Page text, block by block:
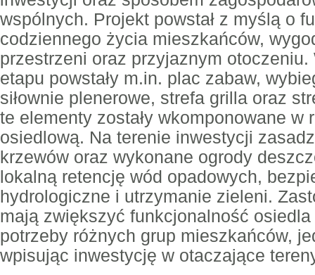
wspólnych. Projekt powstał z myślą o
codziennego życia mieszkańców,
przestrzeni oraz przyjaznym
etapu powstały m.in. plac zabaw,
siłownie plenerowe, strefa grilla oraz
te elementy zostały wkomponowane w
osiedlową. Na terenie inwestycji
krzewów oraz wykonane ogrody
lokalną retencję wód opadowych,
hydrologiczne i utrzymanie zieleni.
mają zwiększyć funkcjonalność
potrzeby różnych grup mieszkańców,
wpisując inwestycję w otaczające